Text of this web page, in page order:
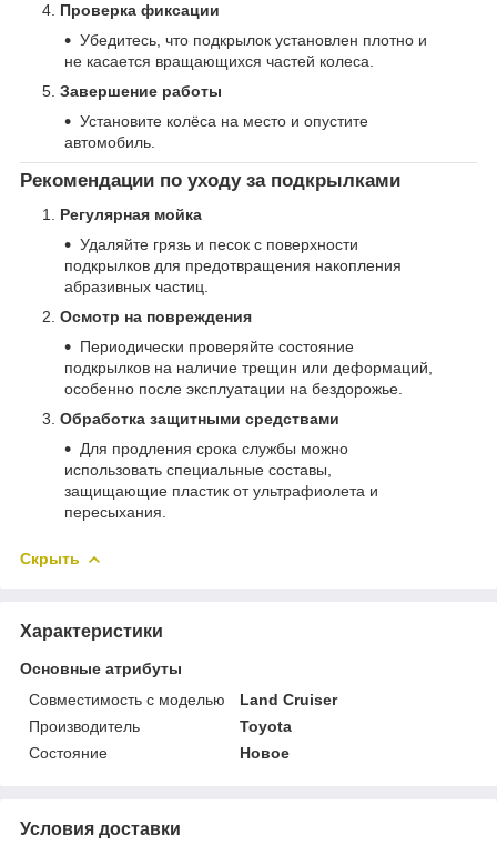
Проверка фиксации
Убедитесь, что подкрылок установлен плотно и
не касается вращающихся частей колеса.
Завершение работы
Установите колёса на место и опустите
автомобиль.
Рекомендации по уходу за подкрылками
Регулярная мойка
Удаляйте грязь и песок с поверхности
подкрылков для предотвращения накопления
абразивных частиц.
Осмотр на повреждения
Периодически проверяйте состояние
подкрылков на наличие трещин или деформаций,
особенно после эксплуатации на бездорожье.
Обработка защитными средствами
Для продления срока службы можно
использовать специальные составы,
защищающие пластик от ультрафиолета и
пересыхания.
Скрыть
Характеристики
Основные атрибуты
Совместимость с моделью
Land Cruiser
Производитель
Toyota
Состояние
Новое
Условия доставки